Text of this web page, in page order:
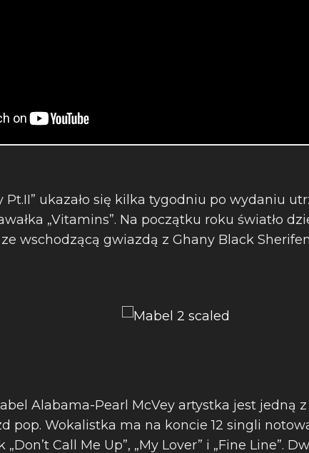
Pt.II” ukazało się kilka tygodniu po wydaniu
„Vitamins”. Na początku roku światło
wschodzącą gwiazdą z Ghany Black
Alabama-Pearl McVey artystka jest jedną
pop. Wokalistka ma na koncie 12 singli
Call Me Up”, „My Lover” i „Fine Line”.